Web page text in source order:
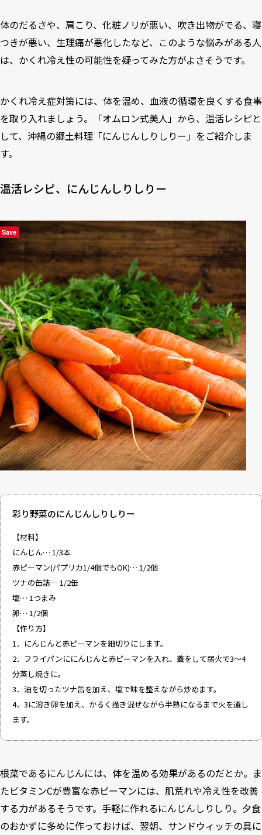
体のだるさや、肩こり、化粧ノリが悪い、吹き出物がでる、寝
つきが悪い、生理痛が悪化したなど、このような悩みがある人
は、かくれ冷え性の可能性を疑ってみた方がよさそうです。
かくれ冷え症対策には、体を温め、血液の循環を良くする食事
を取り入れましょう。「オムロン式美人」から、温活レシピと
して、沖縄の郷土料理「にんじんしりしりー」をご紹介しま
す。
温活レシピ、にんじんしりしりー
彩り野菜のにんじんしりしりー
【材料】
にんじん… 1/3本
赤ピーマン(パプリカ1/4個でもOK)… 1/2個
ツナの缶詰… 1/2缶
塩… 1つまみ
卵… 1/2個
【作り方】
1．にんじんと赤ピーマンを細切りにします。
2．フライパンににんじんと赤ピーマンを入れ、蓋をして弱火で3～4
分蒸し焼きに。
3．油を切ったツナ缶を加え、塩で味を整えながら炒めます。
4．3に溶き卵を加え、かるく掻き混ぜながら半熟になるまで火を通し
ます。
根菜であるにんじんには、体を温める効果があるのだとか。ま
たビタミンCが豊富な赤ピーマンには、肌荒れや冷え性を改善
する力があるそうです。手軽に作れるにんじんしりしり。夕食
のおかずに多めに作っておけば、翌朝、サンドウィッチの具に
Save